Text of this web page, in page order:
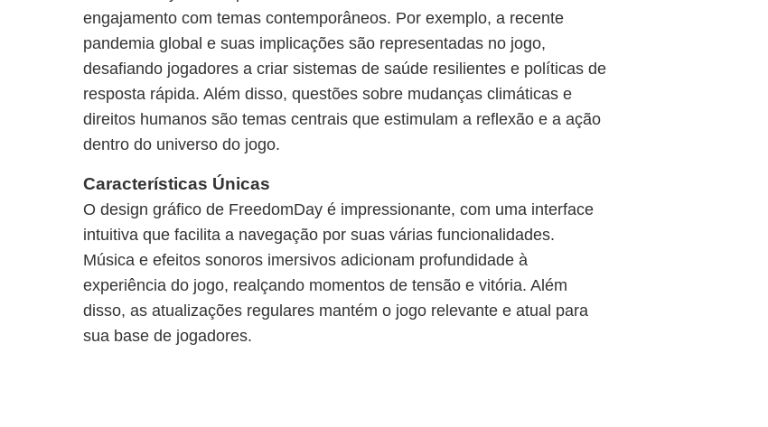
engajamento com temas contemporâneos. Por exemplo, a recente
pandemia global e suas implicações são representadas no jogo,
desafiando jogadores a criar sistemas de saúde resilientes e políticas de
resposta rápida. Além disso, questões sobre mudanças climáticas e
direitos humanos são temas centrais que estimulam a reflexão e a ação
dentro do universo do jogo.
Características Únicas
O design gráfico de FreedomDay é impressionante, com uma interface
intuitiva que facilita a navegação por suas várias funcionalidades.
Música e efeitos sonoros imersivos adicionam profundidade à
experiência do jogo, realçando momentos de tensão e vitória. Além
disso, as atualizações regulares mantém o jogo relevante e atual para
sua base de jogadores.